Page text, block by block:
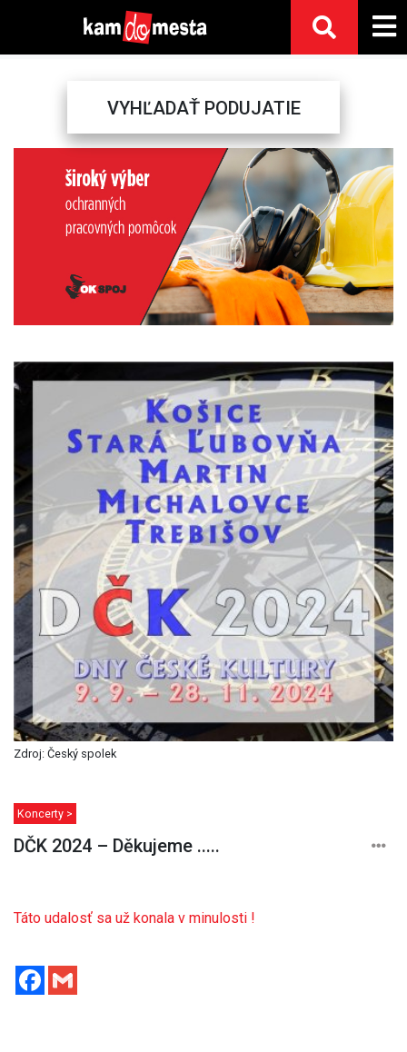
VYHĽADAŤ PODUJATIE
Next
Zdroj: Český spolek
Koncerty >
DČK 2024 – Děkujeme .....
Táto udalosť sa už konala v minulosti !
Facebook